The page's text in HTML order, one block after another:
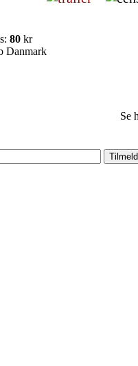
80 kr
Danmark
Se